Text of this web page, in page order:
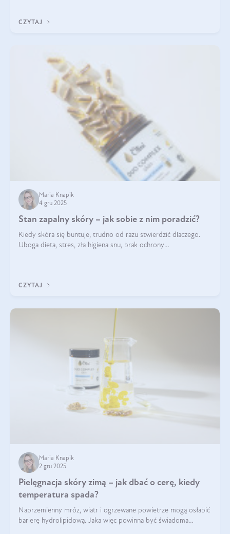
CZYTAJ
Maria Knapik
4 gru 2025
Stan zapalny skóry – jak sobie z nim poradzić?
Kiedy skóra się buntuje, trudno od razu stwierdzić dlaczego.
Uboga dieta, stres, zła higiena snu, brak ochrony
CZYTAJ
Maria Knapik
2 gru 2025
Pielęgnacja skóry zimą – jak dbać o cerę, kiedy
temperatura spada?
Naprzemienny mróz, wiatr i ogrzewane powietrze mogą osłabić
barierę hydrolipidową. Jaka więc powinna być świadoma